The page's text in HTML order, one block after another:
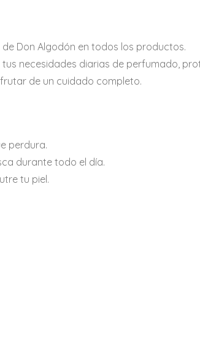
Don Algodón en todos los productos.
necesidades diarias de perfumado,
de un cuidado completo.
perdura.
durante todo el día.
tu piel.